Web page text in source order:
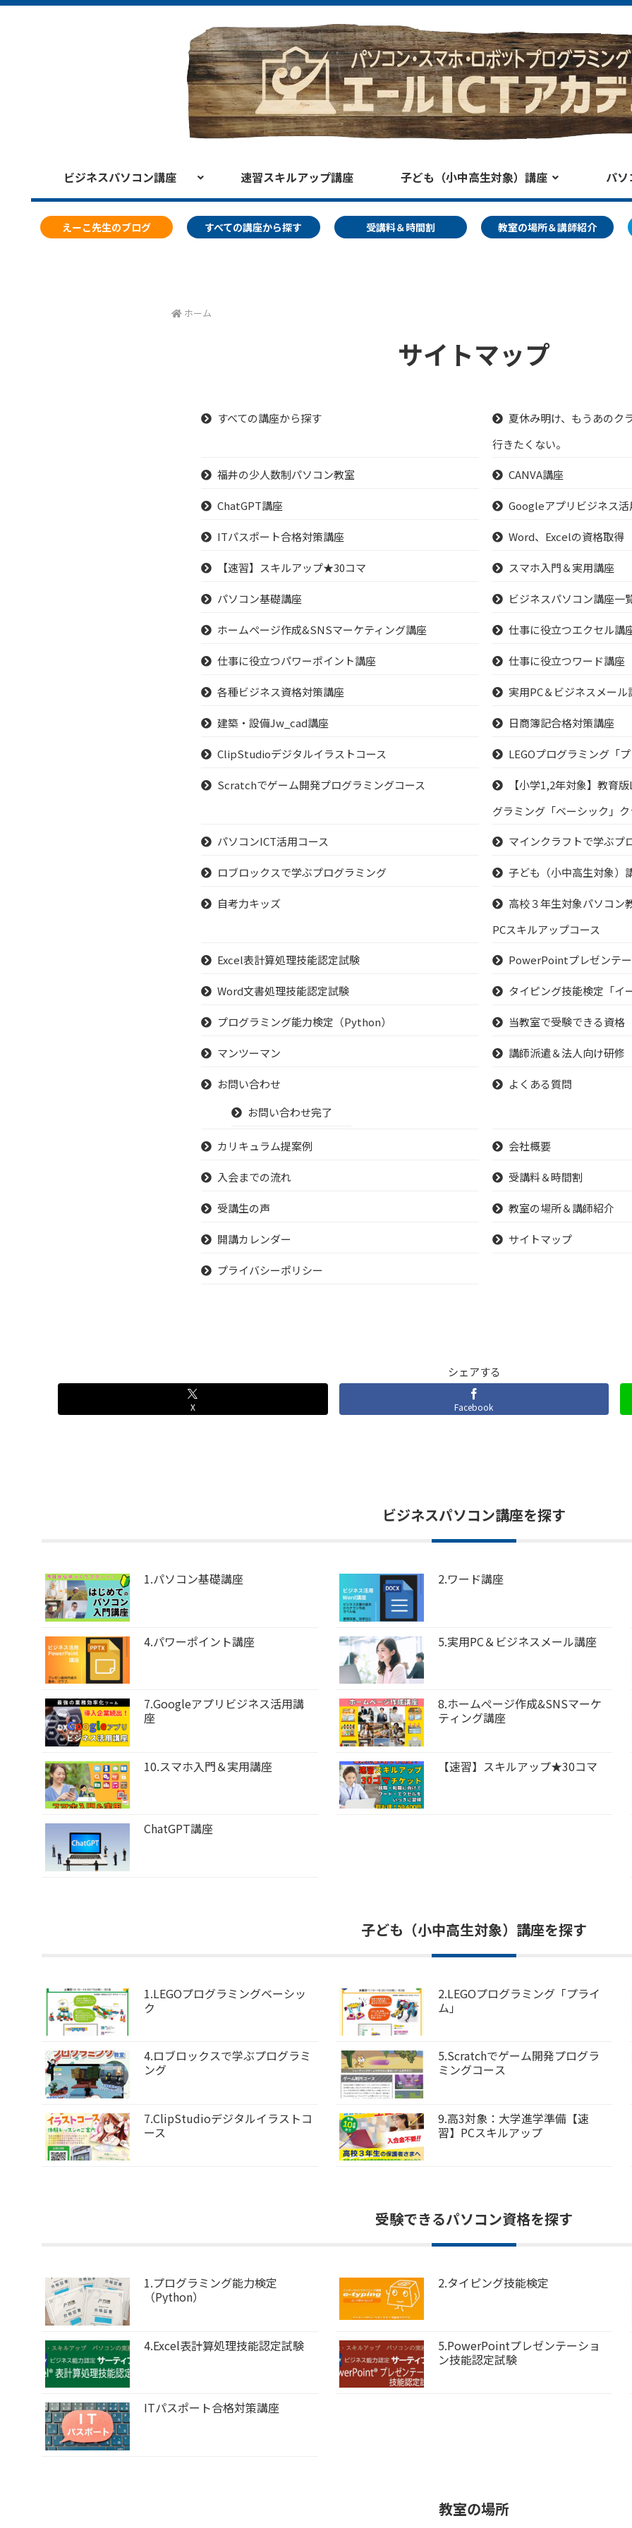
ビジネスパソコン講座 速習スキルアップ講座 子ども（小中高生対象）講座 パ
えーこ先生のブログ すべての講座から探す 受講料＆時間割 教室の場所＆講師紹介
ホーム
サイトマップ
すべての講座から探す
夏休み明け、もうあのク
行きたくない。
福井の少人数制パソコン教室 CANVA講座
ChatGPT講座 Googleアプリビジネス活
ITパスポート合格対策講座 Word、Excelの資格取得
【速習】スキルアップ★30コマ スマホ入門＆実用講座
パソコン基礎講座 ビジネスパソコン講座一
ホームぺージ作成&SNSマーケティング講座 仕事に役立つエクセル講
仕事に役立つパワーポイント講座 仕事に役立つワード講座
各種ビジネス資格対策講座 実用PC＆ビジネスメール
建築・設備Jw_cad講座 日商簿記合格対策講座
ClipStudioデジタルイラストコース LEGOプログラミング「プ
Scratchでゲーム開発プログラミングコース
【小学1,2年対象】教育
グラミング「ベーシック」ク
パソコンICT活用コース マインクラフトで学ぶプ
ロブロックスで学ぶプログラミング 子ども（小中高生対象）
自考力キッズ
高校３年生対象パソコン
PCスキルアップコース
Excel表計算処理技能認定試験 PowerPointプレゼンテ
Word文書処理技能認定試験 タイピング技能検定「イ
プログラミング能力検定（Python） 当教室で受験できる資格
マンツーマン 講師派遣＆法人向け研修
お問い合わせ
お問い合わせ完了
よくある質問
カリキュラム提案例 会社概要
入会までの流れ 受講料＆時間割
受講生の声 教室の場所＆講師紹介
開講カレンダー サイトマップ
プライバシーポリシー
シェアする
X Facebook
ビジネスパソコン講座を探す
1.パソコン基礎講座 2.ワード講座
4.パワーポイント講座 5.実用PC＆ビジネスメール講座
7.Googleアプリビジネス活用講
座
8.ホームぺージ作成&SNSマーケ
ティング講座
10.スマホ入門＆実用講座 【速習】スキルアップ★30コマ
ChatGPT講座
子ども（小中高生対象）講座を探す
1.LEGOプログラミングベーシッ
ク
2.LEGOプログラミング「プライ
ム」
4.ロブロックスで学ぶプログラミ
ング
5.Scratchでゲーム開発プログラ
ミングコース
7.ClipStudioデジタルイラストコ
ース
9.高3対象：大学進学準備【速
習】PCスキルアップ
受験できるパソコン資格を探す
1.プログラミング能力検定
（Python）
2.タイピング技能検定
4.Excel表計算処理技能認定試験
5.PowerPointプレゼンテーショ
ン技能認定試験
ITパスポート合格対策講座
教室の場所